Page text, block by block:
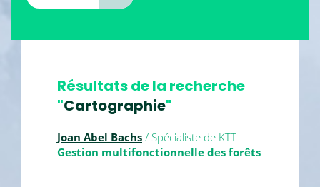
Résultats de la recherche
"Cartographie"
Joan Abel Bachs / Spécialiste de KTT
Gestion multifonctionnelle des forêts